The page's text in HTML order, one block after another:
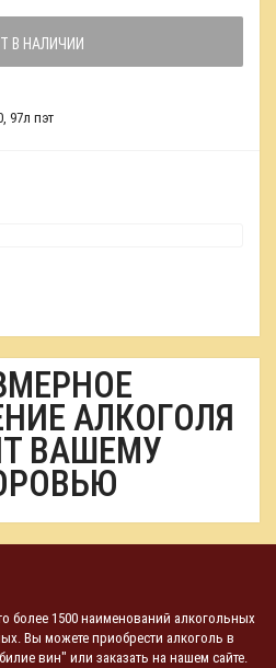
В НАЛИЧИИ
, 97л пэт
АЛКОГОЛЯ
ВАШЕМУ
более 1500 наименований алкогольных
Вы можете приобрести алкоголь в
вин" или заказать на нашем сайте.